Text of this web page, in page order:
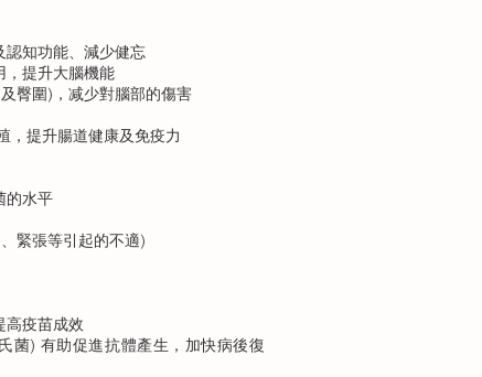
認知功能、減少健忘
，提升大腦機能
臀圍)，减少對腦部的傷害
，提升腸道健康及免疫力
的水平
緊張等引起的不適)
高疫苗成效
菌) 有助促進抗體產生，加快病後復